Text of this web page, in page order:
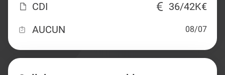
CDI
36/42K€
AUCUN
08/07